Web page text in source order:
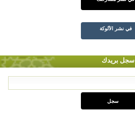
في نشر الألوكة
سجل بريدك